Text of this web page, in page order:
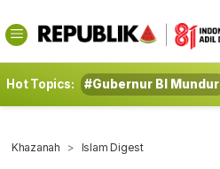
Hot Topics: #Gubernur BI Mundur
Khazanah Islam Digest